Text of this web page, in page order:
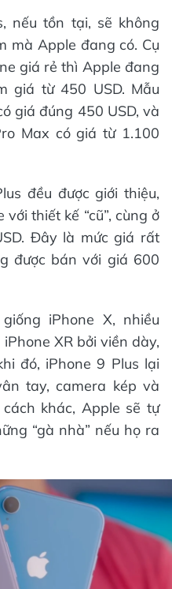
nếu tồn tại, sẽ không
mà Apple đang có. Cụ
giá rẻ thì Apple đang
giá từ 450 USD. Mẫu
giá đúng 450 USD, và
Max có giá từ 1.100
đều được giới thiệu,
thiết kế “cũ”, cùng ở
Đây là mức giá rất
được bán với giá 600
iPhone X, nhiều
XR bởi viền dày,
đó, iPhone 9 Plus lại
tay, camera kép và
khác, Apple sẽ tự
“gà nhà” nếu họ ra